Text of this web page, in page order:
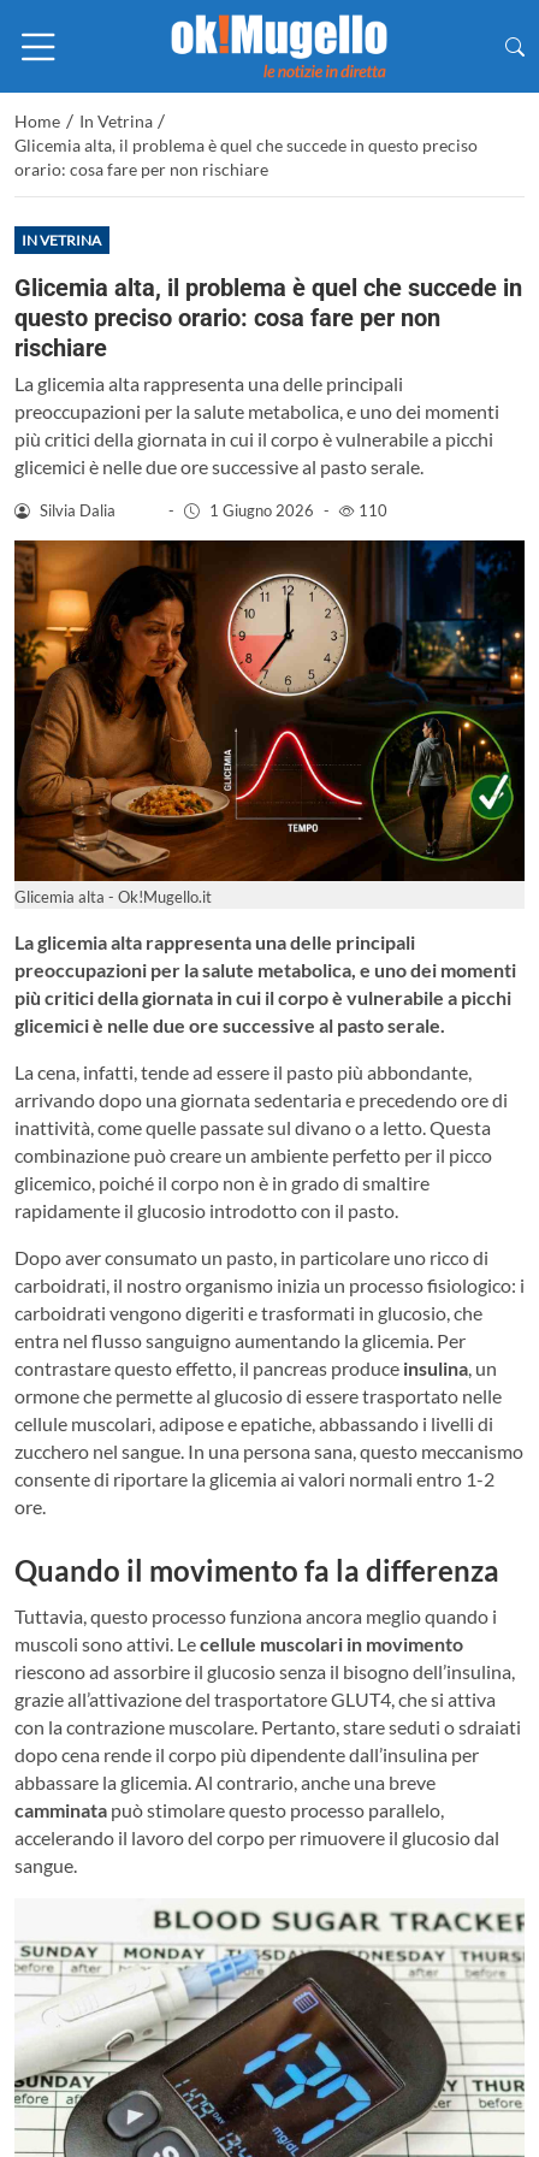
Home / In Vetrina /
Glicemia alta, il problema è quel che succede in questo preciso
orario: cosa fare per non rischiare
IN VETRINA
Glicemia alta, il problema è quel che succede in
questo preciso orario: cosa fare per non
rischiare
La glicemia alta rappresenta una delle principali
preoccupazioni per la salute metabolica, e uno dei momenti
più critici della giornata in cui il corpo è vulnerabile a picchi
glicemici è nelle due ore successive al pasto serale.
Silvia Dalia - 1 Giugno 2026 - 110
Glicemia alta - Ok!Mugello.it
La glicemia alta rappresenta una delle principali
preoccupazioni per la salute metabolica, e uno dei momenti
più critici della giornata in cui il corpo è vulnerabile a picchi
glicemici è nelle due ore successive al pasto serale.
La cena, infatti, tende ad essere il pasto più abbondante,
arrivando dopo una giornata sedentaria e precedendo ore di
inattività, come quelle passate sul divano o a letto. Questa
combinazione può creare un ambiente perfetto per il picco
glicemico, poiché il corpo non è in grado di smaltire
rapidamente il glucosio introdotto con il pasto.
Dopo aver consumato un pasto, in particolare uno ricco di
carboidrati, il nostro organismo inizia un processo fisiologico: i
carboidrati vengono digeriti e trasformati in glucosio, che
entra nel flusso sanguigno aumentando la glicemia. Per
contrastare questo effetto, il pancreas produce insulina , un
ormone che permette al glucosio di essere trasportato nelle
cellule muscolari, adipose e epatiche, abbassando i livelli di
zucchero nel sangue. In una persona sana, questo meccanismo
consente di riportare la glicemia ai valori normali entro 1-2
ore.
Quando il movimento fa la differenza
Tuttavia, questo processo funziona ancora meglio quando i
muscoli sono attivi. Lecellule muscolari in movimento
riescono ad assorbire il glucosio senza il bisogno dell’insulina,
grazie all’attivazione del trasportatore GLUT4, che si attiva
con la contrazione muscolare. Pertanto, stare seduti o sdraiati
dopo cena rende il corpo più dipendente dall’insulina per
abbassare la glicemia. Al contrario, anche una breve
camminata può stimolare questo processo parallelo,
accelerando il lavoro del corpo per rimuovere il glucosio dal
sangue.